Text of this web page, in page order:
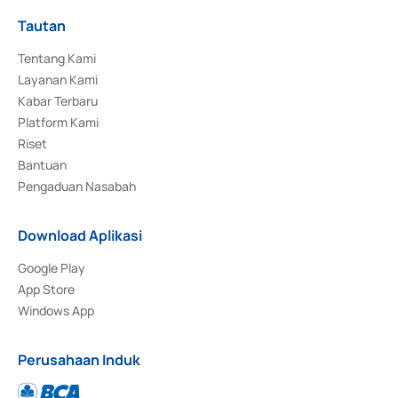
Tautan
Tentang Kami
Layanan Kami
Kabar Terbaru
Platform Kami
Riset
Bantuan
Pengaduan Nasabah
Download Aplikasi
Google Play
App Store
Windows App
Perusahaan Induk